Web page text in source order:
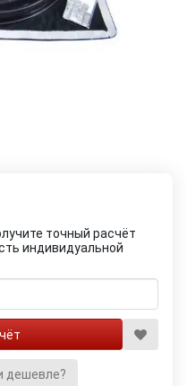
точный расчёт
индивидуальной
дешевле?